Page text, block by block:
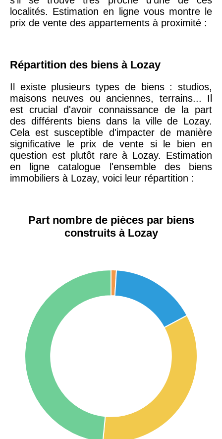
arrondissement
arrondissement
51100 -Reims 3 036 € 2 667 €
75013 -Paris
13ème
arrondissement
10 073 € 11 085 €
76600 -Le Havre 2 455 € 2 453 €
Étienne
Paris
arrondissement
15 155 €
83000 - Toulon
38000 - Grenoble 3 382 €
localités. Estimation en ligne vous montre le
prix de vente des appartements à proximité :
Répartition des biens à Lozay
Il existe plusieurs types de biens : studios,
maisons neuves ou anciennes, terrains... Il
est crucial d'avoir connaissance de la part
des différents biens dans la ville de Lozay.
Cela est susceptible d'impacter de manière
significative le prix de vente si le bien en
question est plutôt rare à Lozay. Estimation
en ligne catalogue l'ensemble des biens
immobiliers à Lozay, voici leur répartition :
Part nombre de pièces par biens
construits à Lozay